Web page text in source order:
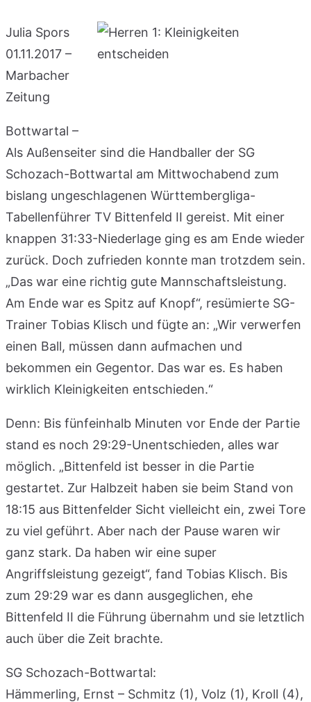
Julia Spors
01.11.2017 –
Marbacher
Zeitung
Bottwartal –
Als Außenseiter sind die Handballer der SG
Schozach-Bottwartal am Mittwochabend zum
bislang ungeschlagenen Württembergliga-
Tabellenführer TV Bittenfeld II gereist. Mit einer
knappen 31:33-Niederlage ging es am Ende wieder
zurück. Doch zufrieden konnte man trotzdem sein.
„Das war eine richtig gute Mannschaftsleistung.
Am Ende war es Spitz auf Knopf“, resümierte SG-
Trainer Tobias Klisch und fügte an: „Wir verwerfen
einen Ball, müssen dann aufmachen und
bekommen ein Gegentor. Das war es. Es haben
wirklich Kleinigkeiten entschieden.“
Denn: Bis fünfeinhalb Minuten vor Ende der Partie
stand es noch 29:29-Unentschieden, alles war
möglich. „Bittenfeld ist besser in die Partie
gestartet. Zur Halbzeit haben sie beim Stand von
18:15 aus Bittenfelder Sicht vielleicht ein, zwei Tore
zu viel geführt. Aber nach der Pause waren wir
ganz stark. Da haben wir eine super
Angriffsleistung gezeigt“, fand Tobias Klisch. Bis
zum 29:29 war es dann ausgeglichen, ehe
Bittenfeld II die Führung übernahm und sie letztlich
auch über die Zeit brachte.
SG Schozach-Bottwartal:
Hämmerling, Ernst – Schmitz (1), Volz (1), Kroll (4),